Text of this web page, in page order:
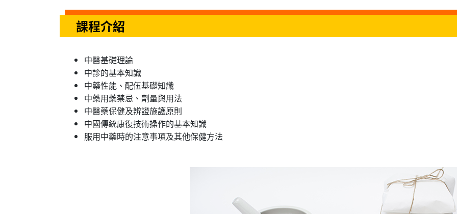
課程介紹
中醫基礎理論
中診的基本知識
中藥性能、配伍基礎知識
中藥用藥禁忌、劑量與用法
中醫藥保健及辨證施護原則
中國傳統康復技術操作的基本知識
服用中藥時的注意事項及其他保健方法